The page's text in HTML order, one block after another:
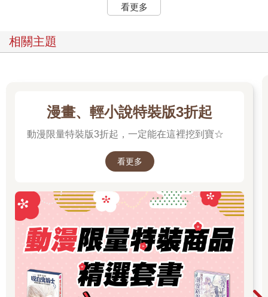
看更多
相關主題
漫畫、輕小說特裝版3折起
動漫限量特裝版3折起，一定能在這裡挖到寶☆
看更多